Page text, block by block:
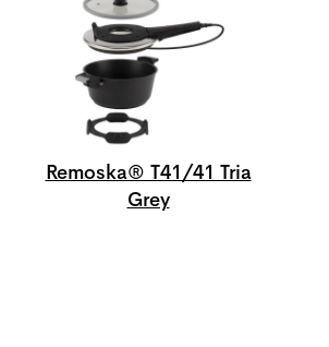
Remoska® T41/41 Tria
Grey